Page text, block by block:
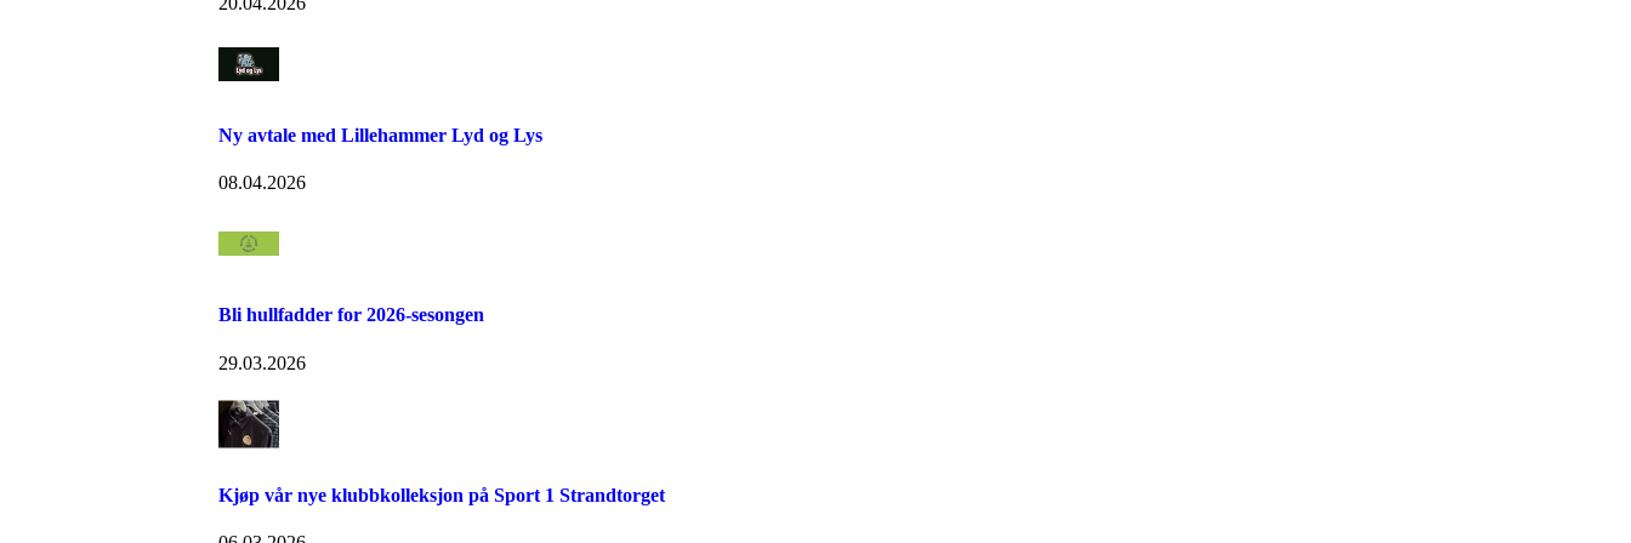
Ny avtale med Lillehammer Lyd og Lys
08.04.2026
Bli hullfadder for 2026-sesongen
29.03.2026
Kjøp vår nye klubbkolleksjon på Sport 1 Strandtorget